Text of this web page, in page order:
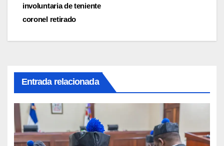
involuntaria de teniente
coronel retirado
Entrada relacionada